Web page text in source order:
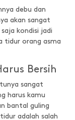
debu dan
akan sangat
kondisi jadi
tidur orang asma
Bersih
sangat
harus kamu
bantal guling
adalah salah